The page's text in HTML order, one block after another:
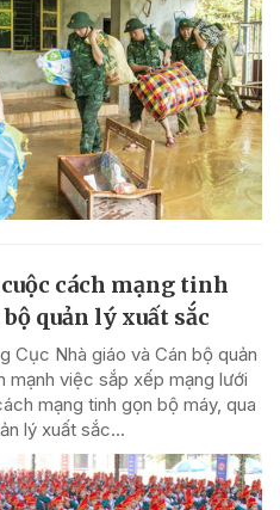
cách mạng tinh
quản lý xuất sắc
Cục Nhà giáo và Cán bộ quản
việc sắp xếp mạng lưới
mạng tinh gọn bộ máy, qua
lý xuất sắc...